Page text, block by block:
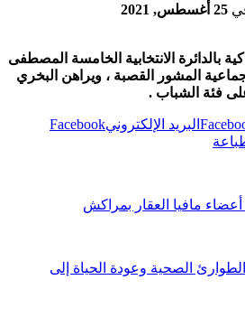
25 أغسطس, 2021
بالدائرة الانتخابية الخامسة المصطفى
المشور القصبة ، ويراهن البخري
فئة الشباب .
البريد الإلكترونيFacebook
مافيا العقار بمراكش
الصحية وعودة الحياة إلى